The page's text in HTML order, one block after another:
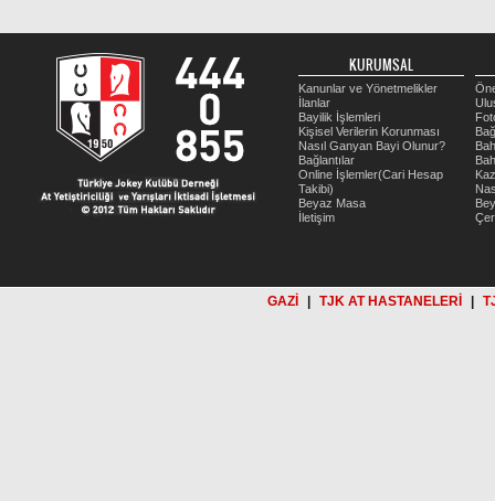
KURUMSAL
Kanunlar ve Yönetmelikler
İlanlar
Bayilik İşlemleri
Kişisel Verilerin Korunması
Nasıl Ganyan Bayi Olunur?
Bağlantılar
Online İşlemler(Cari Hesap
Takibi)
Beyaz Masa
İletişim
GAZİ TJK AT HASTANELERİ